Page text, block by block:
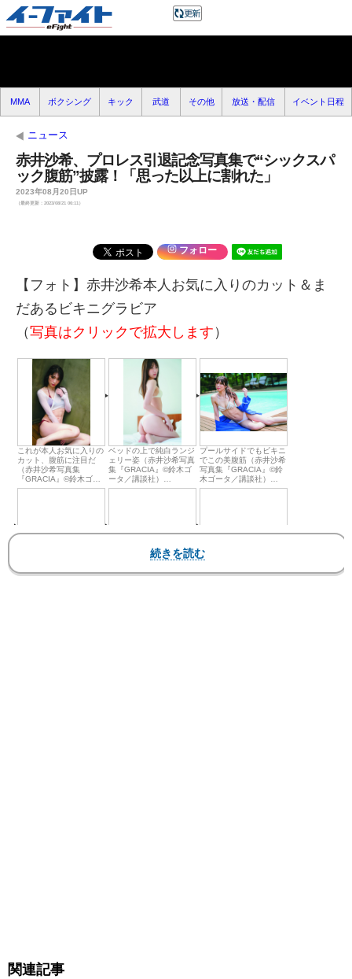
MMA ボクシング キック 武道 その他 放送・配信 イベント日程
ニュース
赤井沙希、プロレス引退記念写真集で“シックスパ
ック腹筋”披露！「思った以上に割れた」
2023年08月20日UP
（最終更新：2023/08/21 06:11）
フォロー
【フォト】赤井沙希本人お気に入りのカット＆ま
だあるビキニグラビア
（写真はクリックで拡大します ）
これが本人お気に入りの
カット、腹筋に注目だ
（赤井沙希写真集
『GRACIA』©︎鈴木ゴー
タ／講談社）▶︎Amazon
ベッドの上で純白ランジ
ェリー姿（赤井沙希写真
集『GRACIA』©︎鈴木ゴ
ータ／講談社）
▶︎Amazonページへ
プールサイドでもビキニ
でこの美腹筋（赤井沙希
写真集『GRACIA』©︎鈴
木ゴータ／講談社）
▶︎Amazonページへ
関連記事